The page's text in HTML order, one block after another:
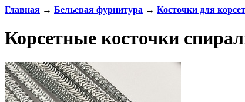
Главная → Бельевая фурнитура → Косточки для
Корсетные косточки